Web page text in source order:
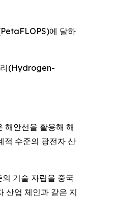
에 달하
리(Hydrogen-
해안선을 활용해 해
적 수준의 광전자 산
기술 자립을 중국
산업 체인과 같은 지